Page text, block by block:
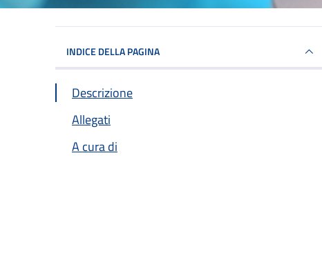
INDICE DELLA PAGINA
Descrizione
Allegati
A cura di